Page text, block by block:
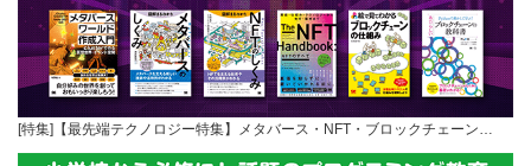
[特集]【最先端テクノロジー特集】メタバース・NFT・ブロックチェーン…